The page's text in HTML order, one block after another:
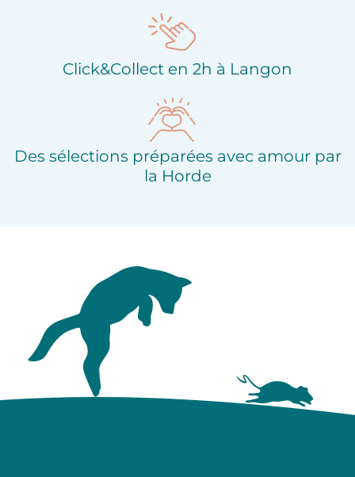
Click&Collect en 2h à Langon
Des sélections préparées avec amour par
la Horde